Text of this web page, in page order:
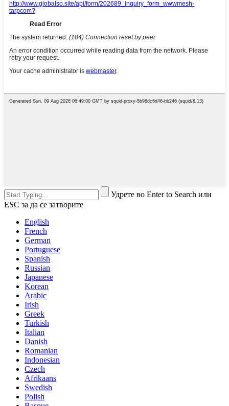
Удрете во Enter to Search или
ESC за да се затворите
English
French
German
Portuguese
Spanish
Russian
Japanese
Korean
Arabic
Irish
Greek
Turkish
Italian
Danish
Romanian
Indonesian
Czech
Afrikaans
Swedish
Polish